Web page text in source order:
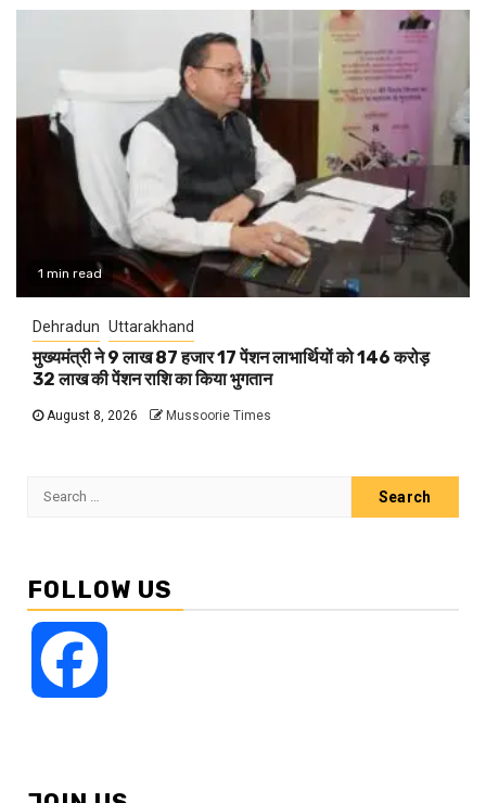
1 min read
Dehradun Uttarakhand
मुख्यमंत्री ने 9 लाख 87 हजार 17 पेंशन लाभार्थियों को 146 करोड़
32 लाख की पेंशन राशि का किया भुगतान
August 8, 2026 Mussoorie Times
Search
FOLLOW US